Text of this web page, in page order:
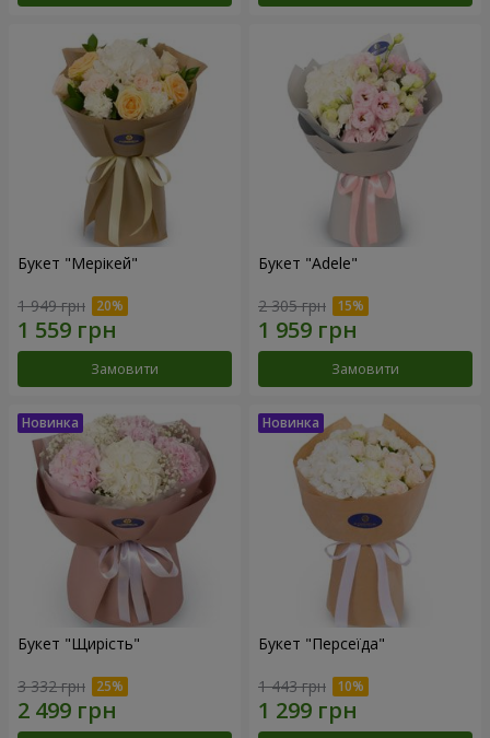
Букет "Мерікей"
1 949 грн
Замовити
Букет "Adele"
2 305 грн
Замовити
Букет "Щирість"
3 332 грн
Букет "Персеїда"
1 443 грн